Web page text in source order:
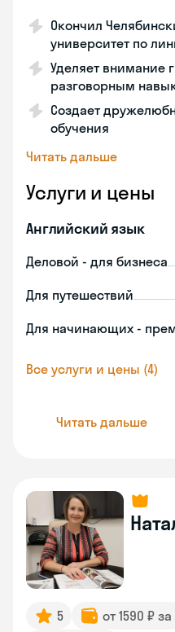
Окончил
университет по
Уделяет внимание
разговорным
Создает
обучения
Читать дальше
Услуги и цены
Английский язык
Деловой - для бизнеса
Для путешествий
Для начинающих -
Все услуги и цены (4)
Читать дальше
5 от 1590 ₽